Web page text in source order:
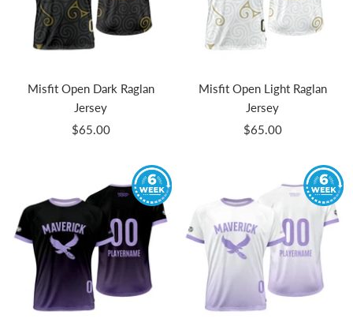
Misfit Open Dark Raglan
Jersey
Prix
$65.00
Misfit Open Light Raglan
Jersey
Prix
$65.00